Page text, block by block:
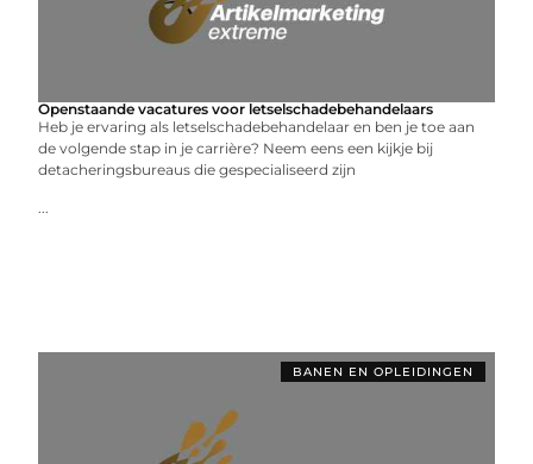
Openstaande vacatures voor letselschadebehandelaars
Heb je ervaring als letselschadebehandelaar en ben je toe aan
de volgende stap in je carrière? Neem eens een kijkje bij
detacheringsbureaus die gespecialiseerd zijn
...
BANEN EN OPLEIDINGEN